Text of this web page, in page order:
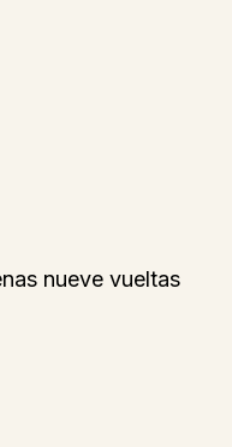
nueve vueltas